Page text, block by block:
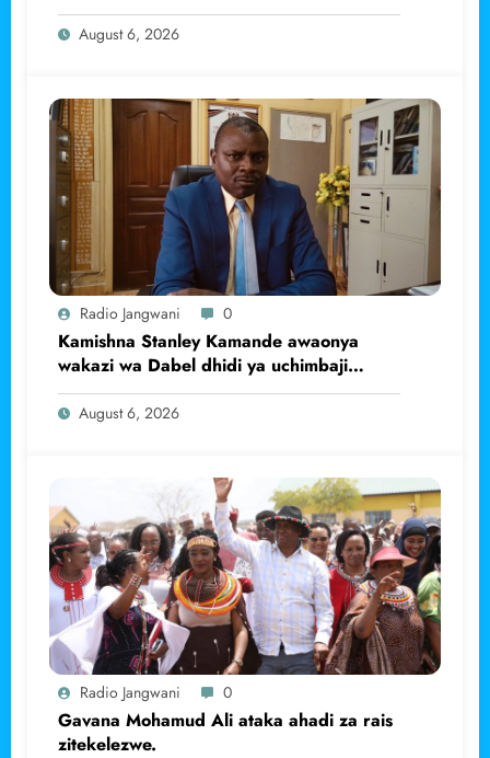
August 6, 2026
Radio Jangwani 0
Kamishna Stanley Kamande awaonya
wakazi wa Dabel dhidi ya uchimbaji
haramu wa dhahabu.
August 6, 2026
Radio Jangwani 0
Gavana Mohamud Ali ataka ahadi za rais
zitekelezwe.